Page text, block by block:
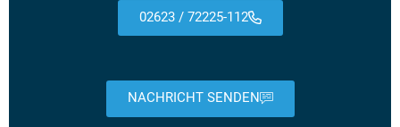
02623 / 72225-112
NACHRICHT SENDEN